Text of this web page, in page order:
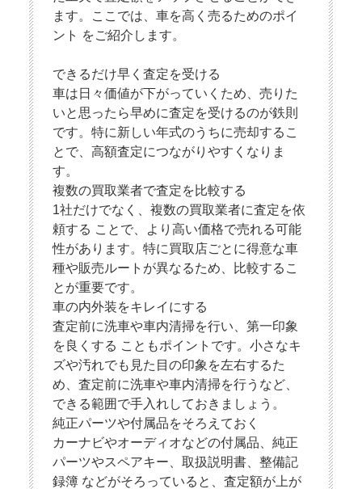
ます。ここでは、車を高く売るためのポイ
ント をご紹介します。
できるだけ早く査定を受ける
車は日々価値が下がっていくため、売りた
いと思ったら早めに査定を受けるのが鉄則
です。特に新しい年式のうちに売却するこ
とで、高額査定につながりやすくなりま
す。
複数の買取業者で査定を比較する
1社だけでなく、複数の買取業者に査定を依
頼する ことで、より高い価格で売れる可能
性があります。特に買取店ごとに得意な車
種や販売ルートが異なるため、比較するこ
とが重要です。
車の内外装をキレイにする
査定前に洗車や車内清掃を行い、第一印象
を良くする こともポイントです。小さなキ
ズや汚れでも見た目の印象を左右するた
め、査定前に洗車や車内清掃を行うなど、
できる範囲で手入れしておきましょう。
純正パーツや付属品をそろえておく
カーナビやオーディオなどの付属品、純正
パーツやスペアキー、取扱説明書、整備記
録簿 などがそろっていると、査定額が上が